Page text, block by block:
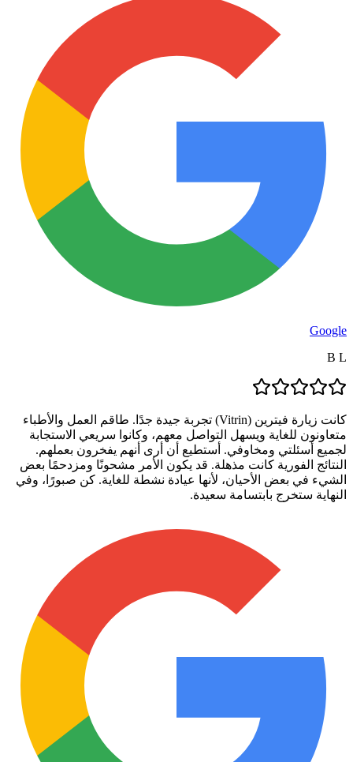
Google
B L
كانت زيارة فيترين (Vitrin) تجربة جيدة جدًا. طاقم العمل والأطباء
متعاونون للغاية ويسهل التواصل معهم، وكانوا سريعي الاستجابة
لجميع أسئلتي ومخاوفي. أستطيع أن أرى أنهم يفخرون بعملهم.
النتائج الفورية كانت مذهلة. قد يكون الأمر مشحونًا ومزدحمًا بعض
الشيء في بعض الأحيان، لأنها عيادة نشطة للغاية. كن صبورًا، وفي
النهاية ستخرج بابتسامة سعيدة.